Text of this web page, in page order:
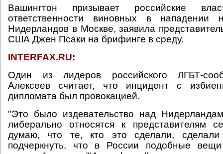
Вашингтон призывает российские
ответственности виновных в нападении
Нидерландов в Москве, заявила
США Джен Псаки на брифинге в среду.
INTERFAX.RU:
Один из лидеров российского ЛГБТ-
Алексеев считает, что инцидент с
дипломата был провокацией.
"Это было издевательство над
либерально относятся к представителям
думаю, что те, кто это сделали,
подчеркнуть, что в России подобные